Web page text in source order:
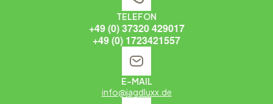
TELEFON
+49 (0) 37320 429017
+49 (0) 1723421557
E-MAIL
info@jagdluxx.de